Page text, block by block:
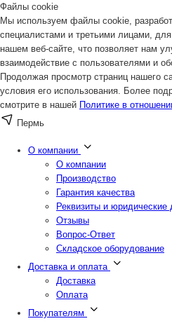
Файлы cookie
Мы используем файлы cookie,
специалистами и третьими лицами,
нашем веб-сайте, что позволяет нам
взаимодействие с пользователями и
Продолжая просмотр страниц нашего
условия его использования. Более
смотрите в нашей Политике в
Пермь
О компании
О компании
Производство
Гарантия качества
Реквизиты и юридические
Отзывы
Вопрос-Ответ
Складское оборудование
Доставка и оплата
Доставка
Оплата
Покупателям